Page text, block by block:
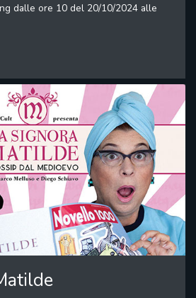
dalle ore 10 del 20/10/2024 alle